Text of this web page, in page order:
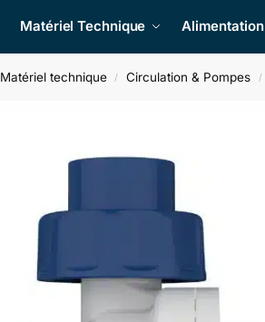
Matériel Technique Alimentation
Matériel technique / Circulation & Pompes /